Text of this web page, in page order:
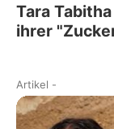
Tara
ihrer
Artikel -